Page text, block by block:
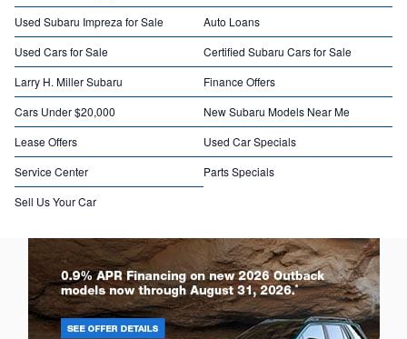
Used Subaru Impreza for Sale
Auto Loans
Used Cars for Sale
Certified Subaru Cars for Sale
Larry H. Miller Subaru
Finance Offers
Cars Under $20,000
New Subaru Models Near Me
Lease Offers
Used Car Specials
Service Center
Parts Specials
Sell Us Your Car